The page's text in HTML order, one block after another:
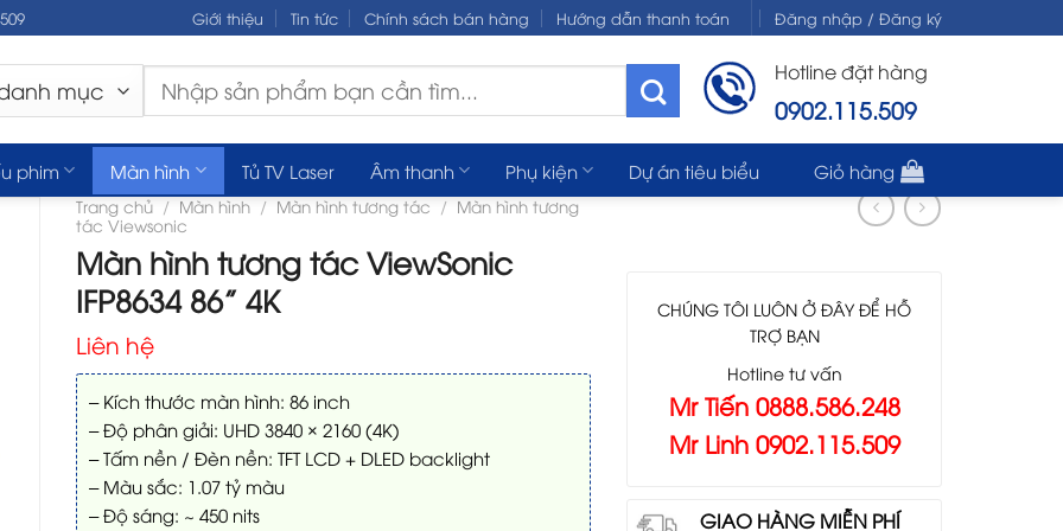
Giới thiệu Tin tức Chính sách bán hàng Hướng dẫn thanh toán Đăng nhập / Đăng ký
Tìm
kiếm:
Hotline đặt hàng
0902.115.509
phim Màn hình Tủ TV Laser Âm thanh Phụ kiện Dự án tiêu biểu Giỏ hàng
Trang chủ / Màn hình / Màn hình tương tác / Màn hình tương
tác Viewsonic
Màn hình tương tác ViewSonic
IFP8634 86” 4K
Liên hệ
– Kích thước màn hình: 86 inch
– Độ phân giải: UHD 3840 × 2160 (4K)
– Tấm nền / Đèn nền: TFT LCD + DLED backlight
– Màu sắc: 1.07 tỷ màu
– Độ sáng: ~ 450 nits
CHÚNG TÔI LUÔN Ở ĐÂY ĐỂ HỖ
TRỢ BẠN
Hotline tư vấn
Mr Tiến 0888.586.248
Mr Linh 0902.115.509
GIAO HÀNG MIỄN PHÍ